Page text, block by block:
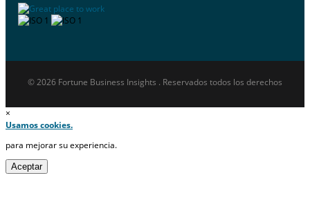
© 2026 Fortune Business Insights . Reservados todos los derechos
×
Usamos cookies.
para mejorar su experiencia.
Aceptar